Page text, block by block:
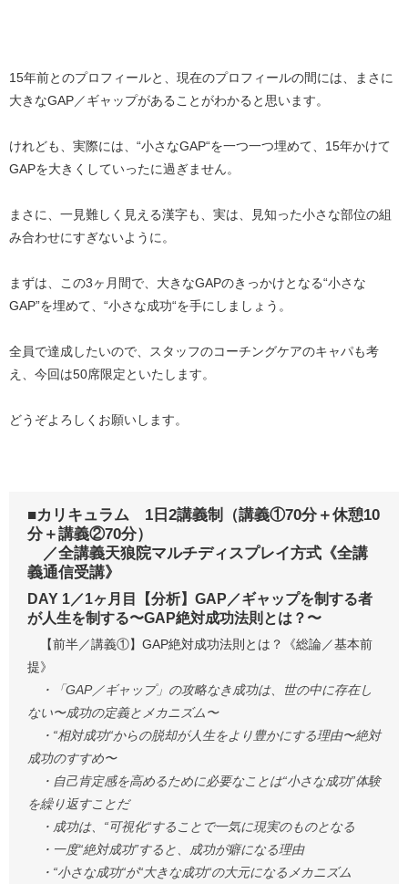
15年前とのプロフィールと、現在のプロフィールの間には、まさに
大きなGAP／ギャップがあることがわかると思います。
けれども、実際には、“小さなGAP“を一つ一つ埋めて、15年かけて
GAPを大きくしていったに過ぎません。
まさに、一見難しく見える漢字も、実は、見知った小さな部位の組
み合わせにすぎないように。
まずは、この3ヶ月間で、大きなGAPのきっかけとなる“小さな
GAP”を埋めて、“小さな成功“を手にしましょう。
全員で達成したいので、スタッフのコーチングケアのキャパも考
え、今回は50席限定といたします。
どうぞよろしくお願いします。
■カリキュラム 1日2講義制（講義①70分＋休憩10
分＋講義②70分）
／全講義天狼院マルチディスプレイ方式《全講
義通信受講》
DAY 1／1ヶ月目【分析】GAP／ギャップを制する者
が人生を制する〜GAP絶対成功法則とは？〜
【前半／講義①】GAP絶対成功法則とは？《総論／基本前
提》
・「GAP／ギャップ」の攻略なき成功は、世の中に存在し
ない〜成功の定義とメカニズム〜
・“相対成功“からの脱却が人生をより豊かにする理由〜絶対
成功のすすめ〜
・自己肯定感を高めるために必要なことは“小さな成功”体験
を繰り返すことだ
・成功は、“可視化“することで一気に現実のものとなる
・一度“絶対成功”すると、成功が癖になる理由
・“小さな成功“が“大きな成功“の大元になるメカニズム